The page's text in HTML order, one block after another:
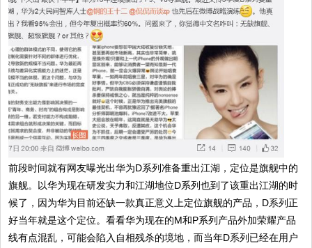
前段时间就有网友曝光出华为D系列准备重出江湖，定位是旗舰中的
旗舰。以华为现在研发实力和江湖地位D系列也到了该重出江湖的时
候了，因为华为目前还缺一款真正意义上定位旗舰的产品，D系列正
好当年就是这个定位。看看华为现在的M和P系列产品外加荣耀产品
线有点混乱，可能会陷入自相残杀的境地，而当年D系列已经在用户